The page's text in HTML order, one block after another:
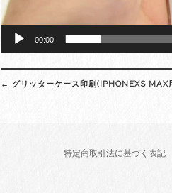
00:00
Post
navigation
← グリッターケース印刷(IPHONEXS MAX
特定商取引法に基づく表記